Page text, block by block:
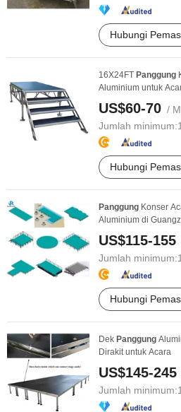
Hubungi
16X24FT Panggung
Aluminium untuk
US$60-70 /
Jumlah minimum:
Hubungi
Panggung Konser
Aluminium di
US$115-155
Jumlah minimum:
Hubungi
Dek Panggung
Dirakit untuk Acara
US$145-245
Jumlah minimum: